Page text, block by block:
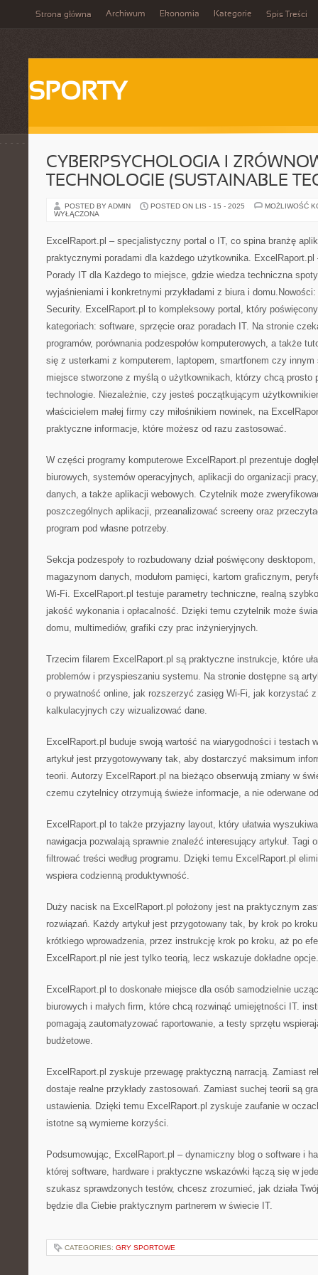
Strona główna Archiwum Ekonomia Kategorie Spis Treści
SPORTY
CYBERPSYCHOLOGIA I
TECHNOLOGIE (SUSTAINABLE
POSTED BY ADMIN POSTED ON LIS - 15 - 2025
MOŻLIWOŚĆ
WYŁĄCZONA
ExcelRaport.pl – specjalistyczny portal o IT, co spina branżę
praktycznymi poradami dla każdego użytkownika. ExcelRaport.pl
Porady IT dla Każdego to miejsce, gdzie wiedza techniczna
wyjaśnieniami i konkretnymi przykładami z biura i domu.Nowości:
Security. ExcelRaport.pl to kompleksowy portal, który
kategoriach: software, sprzęcie oraz poradach IT. Na stronie
programów, porównania podzespołów komputerowych, a także
się z usterkami z komputerem, laptopem, smartfonem czy
miejsce stworzone z myślą o użytkownikach, którzy chcą prosto
technologie. Niezależnie, czy jesteś początkującym
właścicielem małej firmy czy miłośnikiem nowinek, na
praktyczne informacje, które możesz od razu zastosować.
W części programy komputerowe ExcelRaport.pl prezentuje
biurowych, systemów operacyjnych, aplikacji do organizacji
danych, a także aplikacji webowych. Czytelnik może
poszczególnych aplikacji, przeanalizować screeny oraz
program pod własne potrzeby.
Sekcja podzespoły to rozbudowany dział poświęcony
magazynom danych, modułom pamięci, kartom graficznym,
Wi-Fi. ExcelRaport.pl testuje parametry techniczne, realną
jakość wykonania i opłacalność. Dzięki temu czytelnik może
domu, multimediów, grafiki czy prac inżynieryjnych.
Trzecim filarem ExcelRaport.pl są praktyczne instrukcje, które
problemów i przyspieszaniu systemu. Na stronie dostępne są
o prywatność online, jak rozszerzyć zasięg Wi-Fi, jak korzystać
kalkulacyjnych czy wizualizować dane.
ExcelRaport.pl buduje swoją wartość na wiarygodności i testach
artykuł jest przygotowywany tak, aby dostarczyć maksimum
teorii. Autorzy ExcelRaport.pl na bieżąco obserwują zmiany w
czemu czytelnicy otrzymują świeże informacje, a nie oderwane
ExcelRaport.pl to także przyjazny layout, który ułatwia
nawigacja pozwalają sprawnie znaleźć interesujący artykuł. Tagi
filtrować treści według programu. Dzięki temu ExcelRaport.pl
wspiera codzienną produktywność.
Duży nacisk na ExcelRaport.pl położony jest na praktycznym
rozwiązań. Każdy artykuł jest przygotowany tak, by krok po
krótkiego wprowadzenia, przez instrukcję krok po kroku, aż po
ExcelRaport.pl nie jest tylko teorią, lecz wskazuje dokładne opcje.
ExcelRaport.pl to doskonałe miejsce dla osób samodzielnie
biurowych i małych firm, które chcą rozwinąć umiejętności IT.
pomagają zautomatyzować raportowanie, a testy sprzętu
budżetowe.
ExcelRaport.pl zyskuje przewagę praktyczną narracją. Zamiast
dostaje realne przykłady zastosowań. Zamiast suchej teorii są
ustawienia. Dzięki temu ExcelRaport.pl zyskuje zaufanie w
istotne są wymierne korzyści.
Podsumowując, ExcelRaport.pl – dynamiczny blog o software i
której software, hardware i praktyczne wskazówki łączą się w
szukasz sprawdzonych testów, chcesz zrozumieć, jak działa
będzie dla Ciebie praktycznym partnerem w świecie IT.
CATEGORIES: GRY SPORTOWE